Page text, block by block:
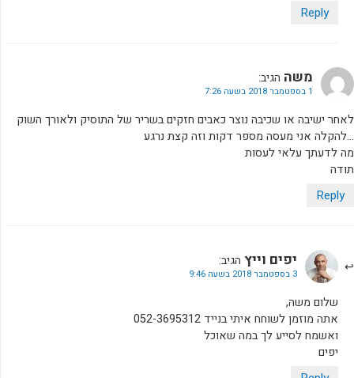
Reply
משה הגיב:
1 בספטמבר 2018 בשעה 7:26
לאחר ישיבה או שכיבה נוצר כאבים חזקים בשריר של התוסיק ולאורך השוק
…להקלה אני מעסה מספר דקות וזה קצת נרגע
מה לדעתך עלאי לעסות
תודה
Reply
יפים וייץ הגיב:
3 בספטמבר 2018 בשעה 9:46
שלום משה,
אתה מוזמן לשוחח איתי בנייד 052-3695312
ואשמח לסייע לך במה שאוכל
יפים